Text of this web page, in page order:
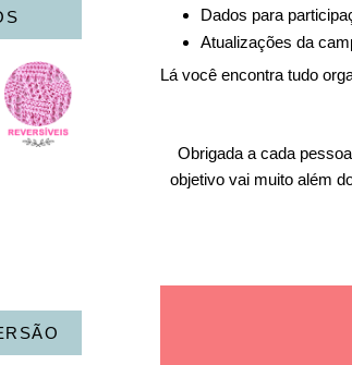
Dados para
Atualizações da
Lá você encontra tudo
Obrigada a cada
objetivo vai muito além